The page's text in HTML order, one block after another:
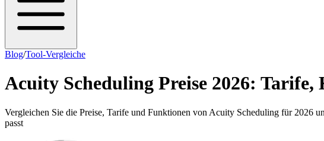
Blog/Tool-Vergleiche
Acuity Scheduling Preise 2026:
Vergleichen Sie die Preise, Tarife und Funktionen von Acuity Scheduling für 2026
passt